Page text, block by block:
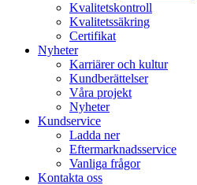
Kvalitetskontroll
Kvalitetssäkring
Certifikat
Nyheter
Karriärer och kultur
Kundberättelser
Våra projekt
Nyheter
Kundservice
Ladda ner
Eftermarknadsservice
Vanliga frågor
Kontakta oss